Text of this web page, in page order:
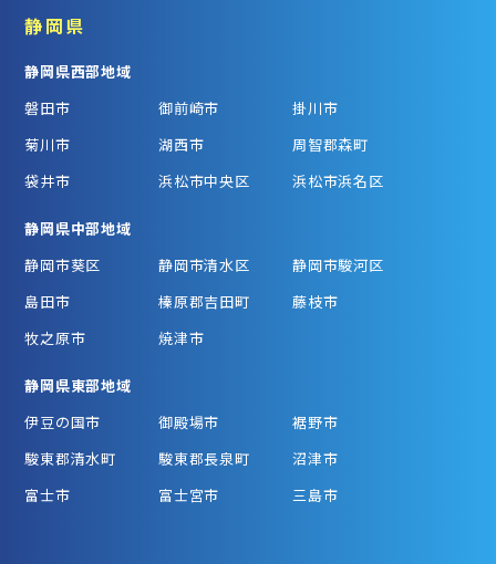
静岡県
静岡県西部地域
磐田市
御前崎市
掛川市
菊川市
湖西市
周智郡森町
袋井市
浜松市中央区 浜松市浜名区
静岡県中部地域
静岡市葵区
静岡市清水区
静岡市駿河区
島田市
榛原郡吉田町
藤枝市
牧之原市
焼津市
静岡県東部地域
伊豆の国市
御殿場市
裾野市
駿東郡清水町
駿東郡長泉町
沼津市
富士市
富士宮市 三島市